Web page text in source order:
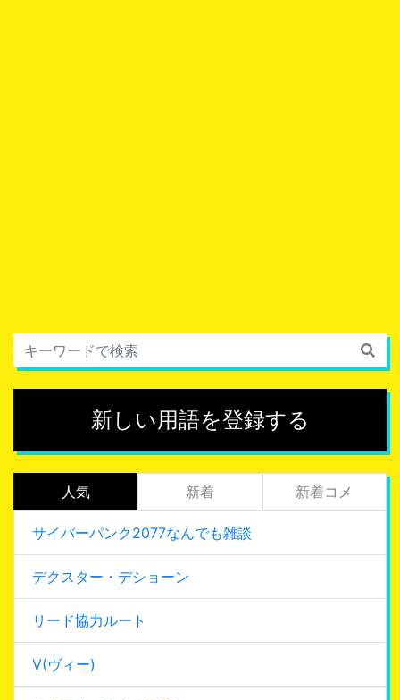
新しい用語を登録する
人気 新着 新着コメ
サイバーパンク2077なんでも雑談
デクスター・デショーン
リード協力ルート
V(ヴィー)